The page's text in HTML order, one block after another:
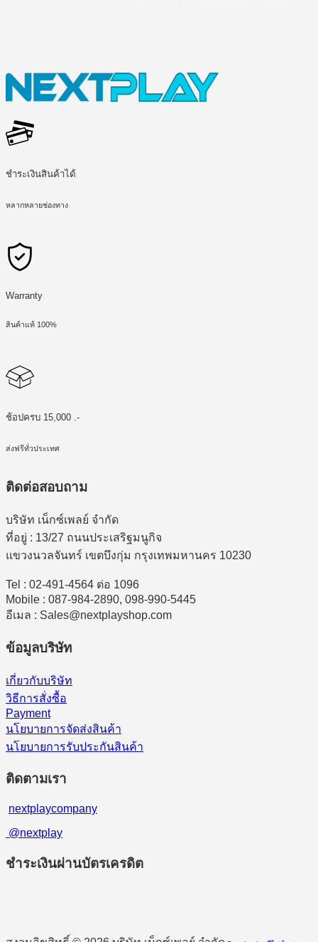
ชำระเงินสินค้าได้
หลากหลายช่องทาง
Warranty
สินค้าแท้ 100%
ช้อปครบ 15,000 .-
ส่งฟรีทั่วประเทศ
ติดต่อสอบถาม
บริษัท เน็กซ์เพลย์ จำกัด
ที่อยู่ : 13/27 ถนนประเสริฐมนูกิจ
แขวงนวลจันทร์ เขตบึงกุ่ม กรุงเทพมหานคร 10230
Tel : 02-491-4564 ต่อ 1096
Mobile : 087-984-2890, 098-990-5445
อีเมล : Sales@nextplayshop.com
ข้อมูลบริษัท
เกี่ยวกับบริษัท
วิธีการสั่งซื้อ
Payment
นโยบายการจัดส่งสินค้า
นโยบายการรับประกันสินค้า
ติดตามเรา
nextplaycompany
@nextplay
ชำระเงินผ่านบัตรเครดิต